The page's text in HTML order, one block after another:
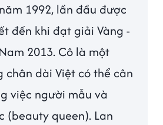
1992, lần đầu được
đến khi đạt giải Vàng -
2013. Cô là một
chân dài Việt có thể cân
việc người mẫu và
(beauty queen). Lan